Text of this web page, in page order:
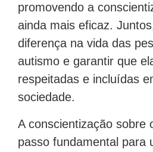
promovendo a
ainda mais eficaz.
diferença na vida das
autismo e garantir que
respeitadas e incluídas
sociedade.
A conscientização sobre
passo fundamental para